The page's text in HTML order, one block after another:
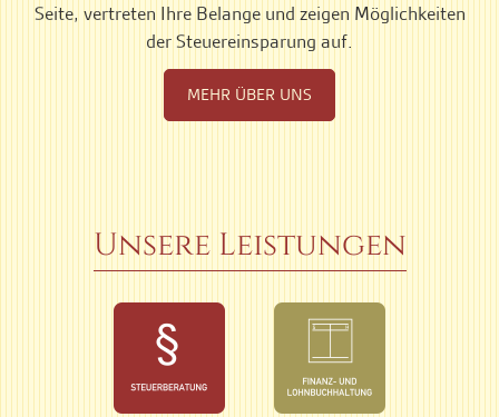
Seite, vertreten Ihre Belange und zeigen Möglichkeiten
der Steuereinsparung auf.
MEHR ÜBER UNS
Unsere Leistungen